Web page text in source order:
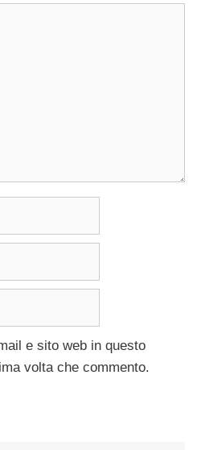
e sito web in questo
volta che commento.